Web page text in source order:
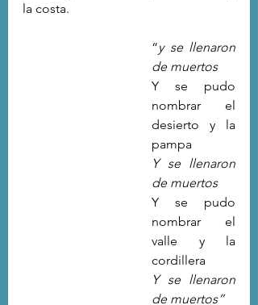
la costa.
“y se llenaron
de muertos
Y se pudo
nombrar el
desierto y la
pampa
Y se llenaron
de muertos
Y se pudo
nombrar el
valle y la
cordillera
Y se llenaron
de muertos”